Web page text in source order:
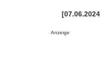
Anzeige